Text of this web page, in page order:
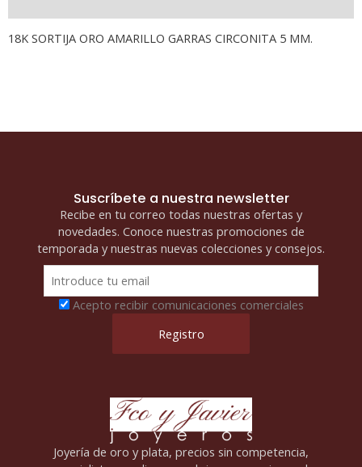
cantidad
18K SORTIJA ORO AMARILLO GARRAS CIRCONITA 5 MM.
Suscríbete a nuestra newsletter
Recibe en tu correo todas nuestras ofertas y
novedades. Conoce nuestras promociones de
temporada y nuestras nuevas colecciones y consejos.
Acepto recibir comunicaciones comerciales
Joyería de oro y plata, precios sin competencia,